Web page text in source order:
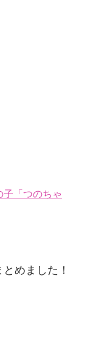
子「つのちゃ
めました！